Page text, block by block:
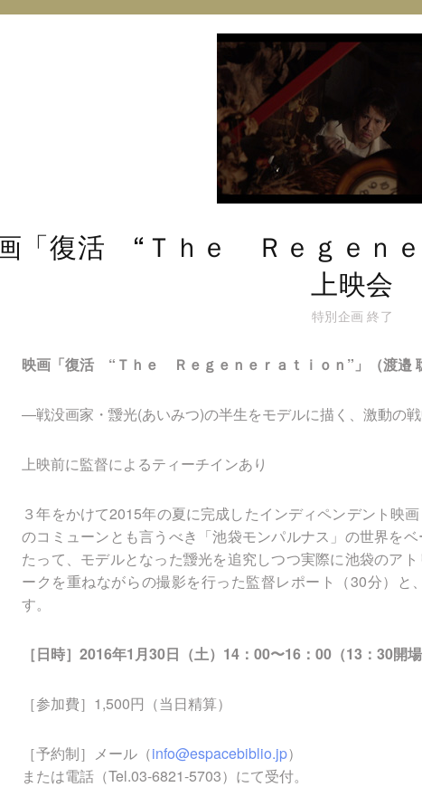
イ
グ
ラ
ム
「復活 “Ｔｈｅ Ｒｅｇｅｎｅ
上映会
特別企画 終了
映画「復活 “ Ｔｈｅ Ｒｅｇｅｎｅ ｒａｔｉｏｎ ”」 （渡邉
―戦没画家・靉光(あいみつ)の半生をモデルに描く、激動の
上映前に監督によるティーチインあり
３年をかけて2015年の夏に完成したインディペンデント映
のコミューンとも言うべき「池袋モンパルナス」の世界を
たって、モデルとなった靉光を追究しつつ実際に池袋のア
ークを重ねながらの撮影を行った監督レポート（30分）と
す。
［日時］2016年1月30日（土）14：00〜16 ：00（13：30開場
［参加費］1,500円（当日精算）
［予約制］メール（info@espacebiblio.jp）
または電話（Tel.03-6821-5703）にて受付。